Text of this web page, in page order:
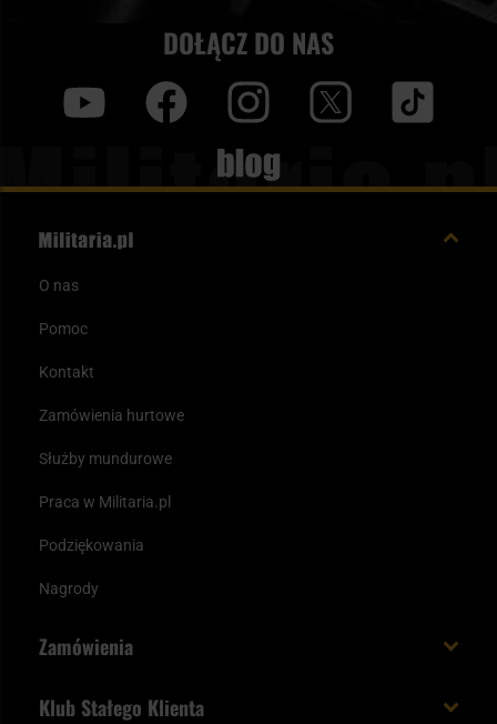
DOŁĄCZ DO NAS
Blog
O nas
Pomoc
Kontakt
Zamówienia hurtowe
Służby mundurowe
Praca w Militaria.pl
Podziękowania
Nagrody
Zamówienia
Klub Stałego Klienta